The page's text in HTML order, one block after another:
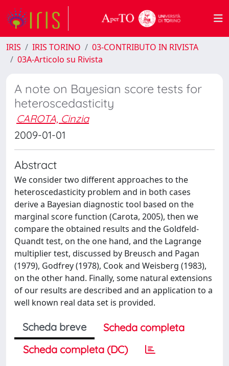
IRIS IRIS TORINO
03-CONTRIBUTO IN RIVISTA
03A-Articolo su Rivista
A note on Bayesian score tests for
heteroscedasticity
CAROTA, Cinzia
2009-01-01
Abstract
We consider two different approaches to the
heteroscedasticity problem and in both cases
derive a Bayesian diagnostic tool based on the
marginal score function (Carota, 2005), then we
compare the obtained results and the Goldfeld-
Quandt test, on the one hand, and the Lagrange
multiplier test, discussed by Breusch and Pagan
(1979), Godfrey (1978), Cook and Weisberg (1983),
on the other hand. Finally, some natural extensions
of our results are described and an application to a
well known real data set is provided.
Scheda breve
Scheda completa
Scheda completa (DC)